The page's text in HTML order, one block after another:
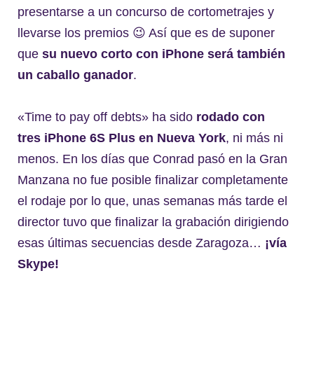
presentarse a un concurso de cortometrajes y
llevarse los premios 😉 Así que es de suponer
que su nuevo corto con iPhone será también
un caballo ganador.
«Time to pay off debts» ha sido rodado con
tres iPhone 6S Plus en Nueva York, ni más ni
menos. En los días que Conrad pasó en la Gran
Manzana no fue posible finalizar completamente
el rodaje por lo que, unas semanas más tarde el
director tuvo que finalizar la grabación dirigiendo
esas últimas secuencias desde Zaragoza… ¡vía
Skype!